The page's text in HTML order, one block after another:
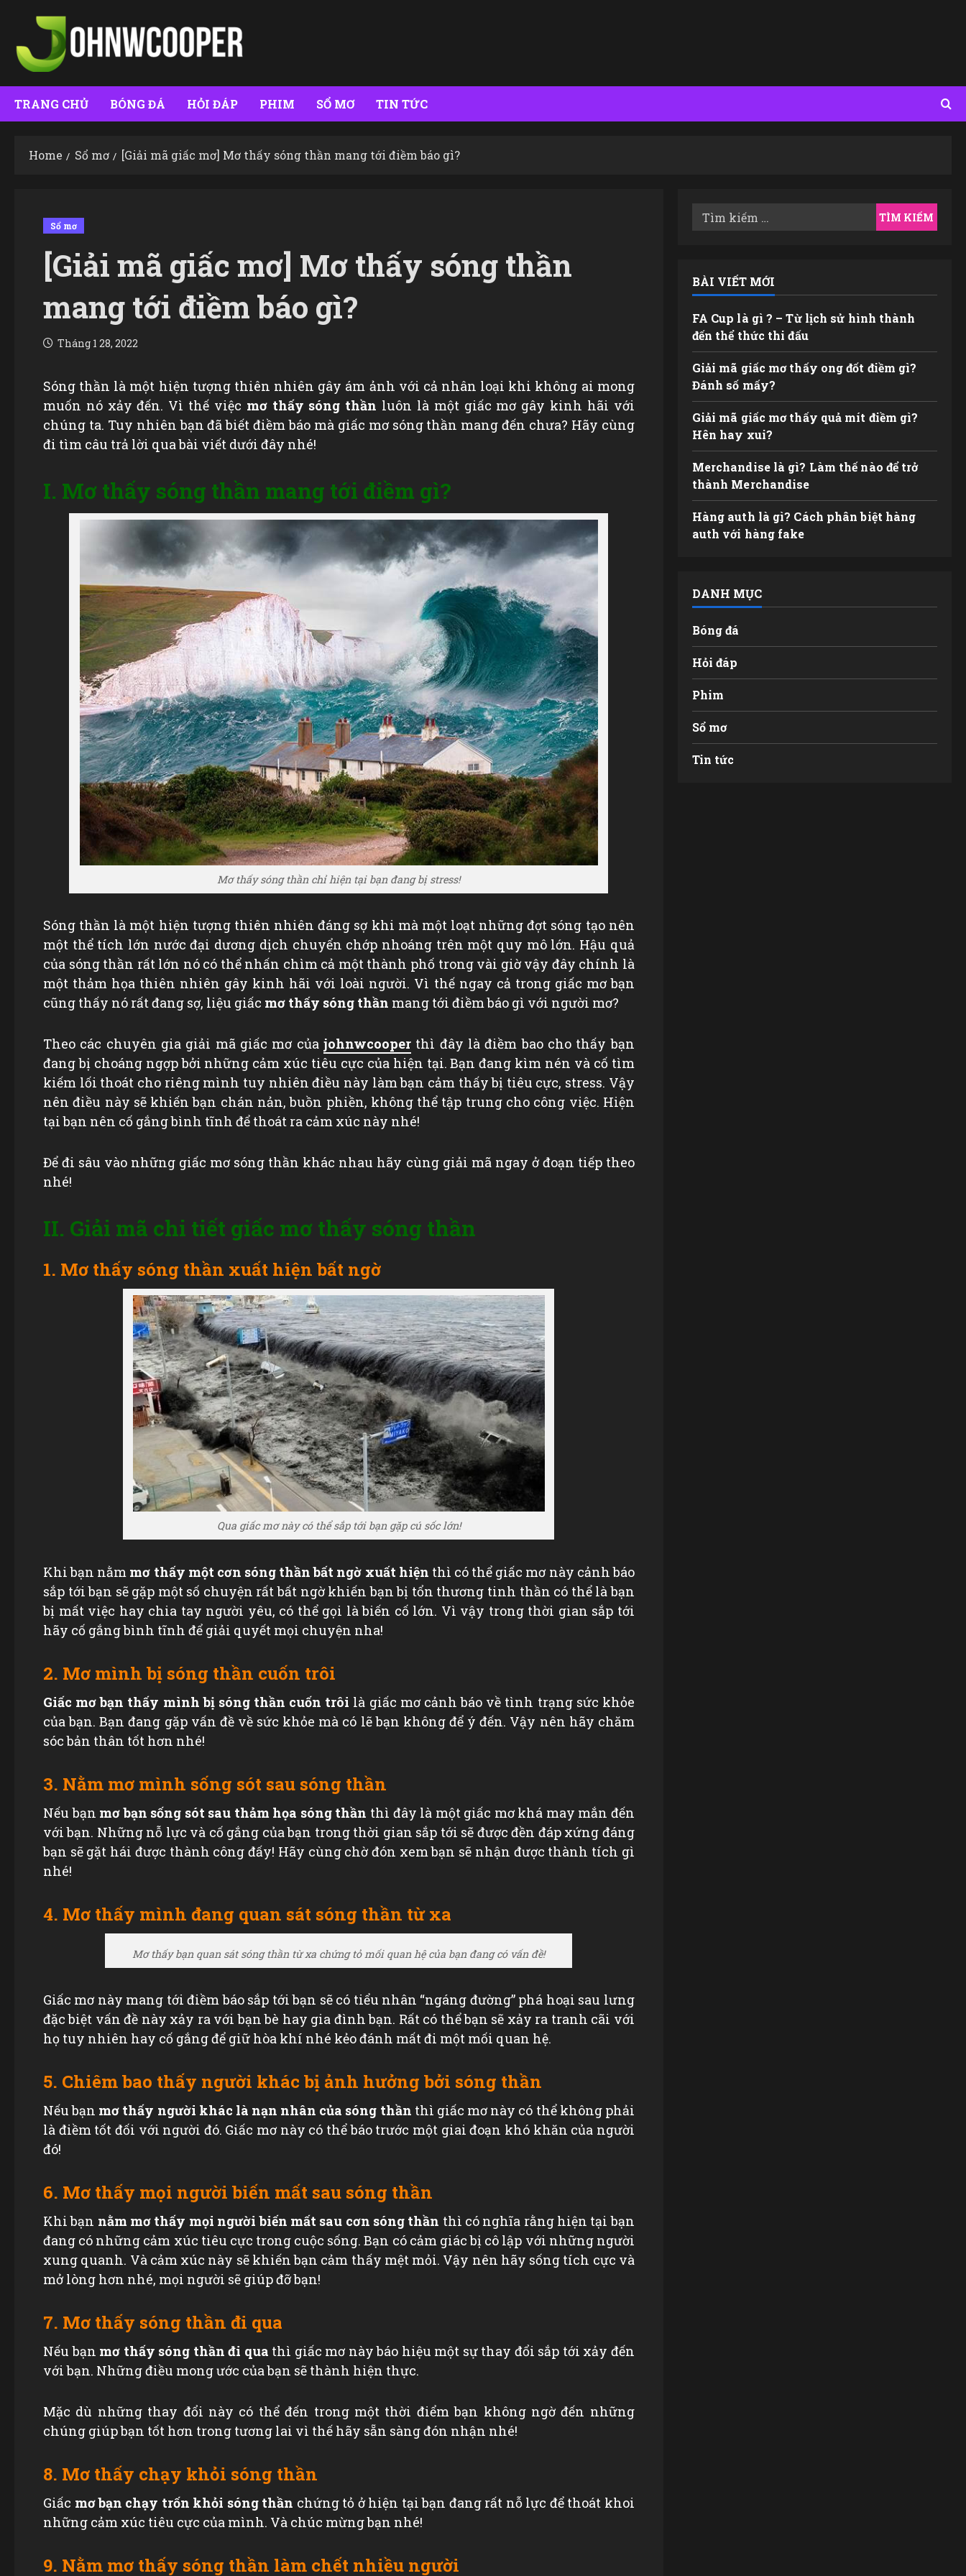
TRANG CHỦ BÓNG ĐÁ HỎI ĐÁP PHIM SỔ MƠ TIN TỨC
Home Sổ mơ [Giải mã giấc mơ] Mơ thấy sóng thần mang tới điềm báo gì?
Sổ mơ
[Giải mã giấc mơ] Mơ thấy sóng thần
mang tới điềm báo gì?
Tháng 1 28, 2022
Sóng thần là một hiện tượng thiên nhiên gây ám ảnh với cả nhân loại khi không ai mong
muốn nó xảy đến. Vì thế việc mơ thấy sóng thần luôn là một giấc mơ gây kinh hãi với
chúng ta. Tuy nhiên bạn đã biết điềm báo mà giấc mơ sóng thần mang đến chưa? Hãy cùng
đi tìm câu trả lời qua bài viết dưới đây nhé!
I. Mơ thấy sóng thần mang tới điềm gì?
Mơ thấy sóng thần chỉ hiện tại bạn đang bị stress!
Sóng thần là một hiện tượng thiên nhiên đáng sợ khi mà một loạt những đợt sóng tạo nên
một thể tích lớn nước đại dương dịch chuyển chớp nhoáng trên một quy mô lớn. Hậu quả
của sóng thần rất lớn nó có thể nhấn chìm cả một thành phố trong vài giờ vậy đây chính là
một thảm họa thiên nhiên gây kinh hãi với loài người. Vì thế ngay cả trong giấc mơ bạn
cũng thấy nó rất đang sợ, liệu giấc mơ thấy sóng thần mang tới điềm báo gì với người mơ?
Theo các chuyên gia giải mã giấc mơ củajohnwcooper thì đây là điềm bao cho thấy bạn
đang bị choáng ngợp bởi những cảm xúc tiêu cực của hiện tại. Bạn đang kìm nén và cố tìm
kiếm lối thoát cho riêng mình tuy nhiên điều này làm bạn cảm thấy bị tiêu cực, stress. Vậy
nên điều này sẽ khiến bạn chán nản, buồn phiền, không thể tập trung cho công việc. Hiện
tại bạn nên cố gắng bình tĩnh để thoát ra cảm xúc này nhé!
Để đi sâu vào những giấc mơ sóng thần khác nhau hãy cùng giải mã ngay ở đoạn tiếp theo
nhé!
II. Giải mã chi tiết giấc mơ thấy sóng thần
1. Mơ thấy sóng thần xuất hiện bất ngờ
Qua giấc mơ này có thể sắp tới bạn gặp cú sốc lớn!
Khi bạn nằm mơ thấy một cơn sóng thần bất ngờ xuất hiện thì có thể giấc mơ này cảnh báo
sắp tới bạn sẽ gặp một số chuyện rất bất ngờ khiến bạn bị tổn thương tinh thần có thể là bạn
bị mất việc hay chia tay người yêu, có thể gọi là biến cố lớn. Vì vậy trong thời gian sắp tới
hãy cố gắng bình tĩnh để giải quyết mọi chuyện nha!
2. Mơ mình bị sóng thần cuốn trôi
Giấc mơ bạn thấy mình bị sóng thần cuốn trôi là giấc mơ cảnh báo về tình trạng sức khỏe
của bạn. Bạn đang gặp vấn đề về sức khỏe mà có lẽ bạn không để ý đến. Vậy nên hãy chăm
sóc bản thân tốt hơn nhé!
3. Nằm mơ mình sống sót sau sóng thần
Nếu bạn mơ bạn sống sót sau thảm họa sóng thần thì đây là một giấc mơ khá may mắn đến
với bạn. Những nỗ lực và cố gắng của bạn trong thời gian sắp tới sẽ được đền đáp xứng đáng
bạn sẽ gặt hái được thành công đấy! Hãy cùng chờ đón xem bạn sẽ nhận được thành tích gì
nhé!
4. Mơ thấy mình đang quan sát sóng thần từ xa
Mơ thấy bạn quan sát sóng thần từ xa chứng tỏ mối quan hệ của bạn đang có vấn đề!
Giấc mơ này mang tới điềm báo sắp tới bạn sẽ có tiểu nhân “ngáng đường” phá hoại sau lưng
đặc biệt vấn đề này xảy ra với bạn bè hay gia đình bạn. Rất có thể bạn sẽ xảy ra tranh cãi với
họ tuy nhiên hay cố gắng để giữ hòa khí nhé kẻo đánh mất đi một mối quan hệ.
5. Chiêm bao thấy người khác bị ảnh hưởng bởi sóng thần
Nếu bạn mơ thấy người khác là nạn nhân của sóng thần thì giấc mơ này có thể không phải
là điềm tốt đối với người đó. Giấc mơ này có thể báo trước một giai đoạn khó khăn của người
đó!
6. Mơ thấy mọi người biến mất sau sóng thần
Khi bạn nằm mơ thấy mọi người biến mất sau cơn sóng thần thì có nghĩa rằng hiện tại bạn
đang có những cảm xúc tiêu cực trong cuộc sống. Bạn có cảm giác bị cô lập với những người
xung quanh. Và cảm xúc này sẽ khiến bạn cảm thấy mệt mỏi. Vậy nên hãy sống tích cực và
mở lòng hơn nhé, mọi người sẽ giúp đỡ bạn!
7. Mơ thấy sóng thần đi qua
Nếu bạn mơ thấy sóng thần đi qua thì giấc mơ này báo hiệu một sự thay đổi sắp tới xảy đến
với bạn. Những điều mong ước của bạn sẽ thành hiện thực.
Mặc dù những thay đổi này có thể đến trong một thời điểm bạn không ngờ đến những
chúng giúp bạn tốt hơn trong tương lai vì thế hãy sẵn sàng đón nhận nhé!
8. Mơ thấy chạy khỏi sóng thần
Giấc mơ bạn chạy trốn khỏi sóng thần chứng tỏ ở hiện tại bạn đang rất nỗ lực để thoát khoi
những cảm xúc tiêu cực của mình. Và chúc mừng bạn nhé!
9. Nằm mơ thấy sóng thần làm chết nhiều người
Tìm
BÀI VIẾT MỚI
FA Cup là gì ? – Từ lịch sử hình thành
đến thể thức thi đấu
Giải mã giấc mơ thấy ong đốt điềm gì?
Đánh số mấy?
Giải mã giấc mơ thấy quả mít điềm gì?
Hên hay xui?
Merchandise là gì? Làm thế nào để trở
thành Merchandise
Hàng auth là gì? Cách phân biệt hàng
auth với hàng fake
DANH MỤC
Bóng đá
Hỏi đáp
Phim
Sổ mơ
Tin tức